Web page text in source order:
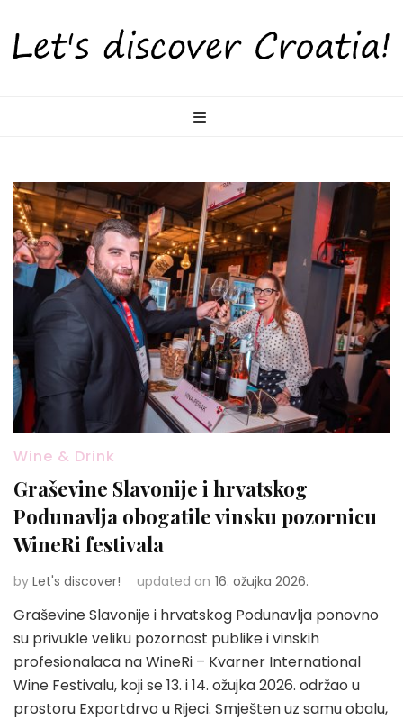
Wine & Drink
Graševine Slavonije i hrvatskog
Podunavlja obogatile vinsku pozornicu
WineRi festivala
by Let's discover! updated on 16. ožujka 2026.
Graševine Slavonije i hrvatskog Podunavlja ponovno
su privukle veliku pozornost publike i vinskih
profesionalaca na WineRi – Kvarner International
Wine Festivalu, koji se 13. i 14. ožujka 2026. održao u
prostoru Exportdrvo u Rijeci. Smješten uz samu obalu,